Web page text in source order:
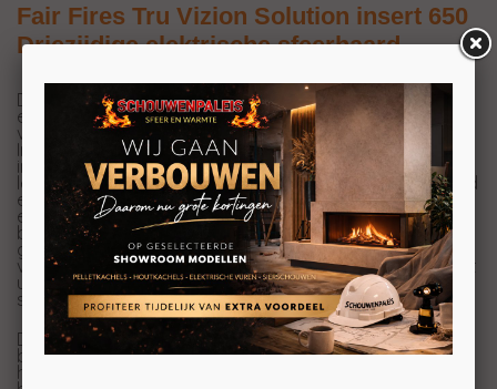
Fair Fires Tru Vizion Solution insert 650
Driezijdige elektrische sfeerhaard
De Fair Fires Tru Vizion Solution Insert 650 is een
elektrische inzethaard. Met zijn indrukwekkende
vuurbeeld van 65 bij 38,7 centimeter onderscheidt de
Insert 650 zich als een bijzondere keuze onder de
inzethaarden. Naast het creëren van een gezellige sfeer,
levert deze haard ook warmte tot 2 kW. Wat deze haard
echt uniek maakt, is dat er geen zichtbare roosters of
elementen zijn voor het verwarmingselement. Met de
bijgeleverde afstandsbediening kunt u de haard
gemakkelijk besturen. Zo kunt u de helderheid van het
vuurbed en de vlamsnelheid aanpassen. Daarnaast kunt
u kiezen uit een rijk palet van meerdere kleuren om de
sfeer in je ruimte aan te passen aan je stemming en stijl.
De haard is voorzien van een donkere glazen
binnenwand en Deluxe Premium Logs. Bovendien is deze
haard uitstekend geschikt voor gebruik in een nieuw te